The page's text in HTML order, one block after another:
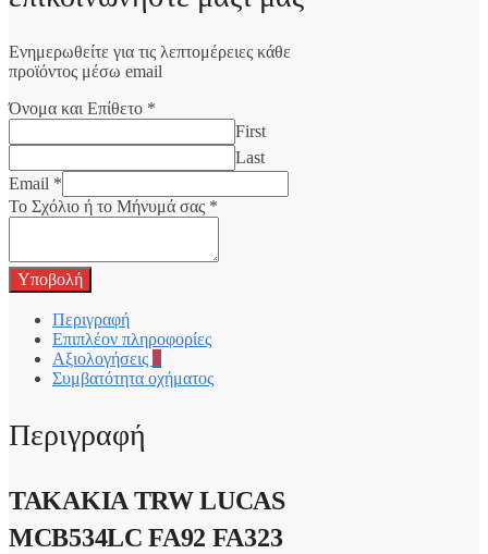
Ενημερωθείτε για τις λεπτομέρειες κάθε
προϊόντος μέσω email
Όνομα και Επίθετο *
First
Last
Email *
Το Σχόλιο ή το Μήνυμά σας *
Υποβολή
Περιγραφή
Επιπλέον πληροφορίες
Αξιολογήσεις 0
Συμβατότητα οχήματος
Περιγραφή
ΤΑΚΑΚΙΑ TRW LUCAS
MCB534LC FA92 FA323